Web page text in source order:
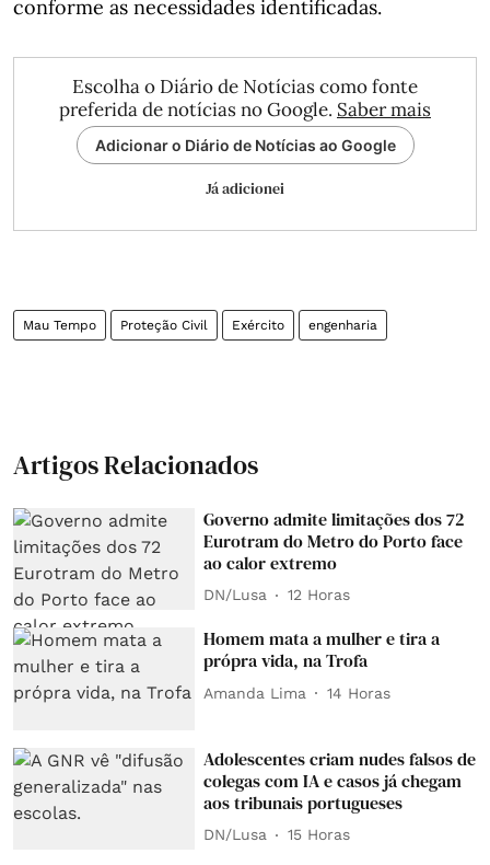
conforme as necessidades identificadas.
Escolha o Diário de Notícias como fonte
preferida de notícias no Google. Saber mais
Adicionar o Diário de Notícias ao Google
Já adicionei
Mau Tempo Proteção Civil Exército engenharia
Artigos Relacionados
Governo admite limitações dos 72
Eurotram do Metro do Porto face
ao calor extremo
DN/Lusa 12 Horas
Homem mata a mulher e tira a
própra vida, na Trofa
Amanda Lima 14 Horas
Adolescentes criam nudes falsos de
colegas com IA e casos já chegam
aos tribunais portugueses
DN/Lusa 15 Horas